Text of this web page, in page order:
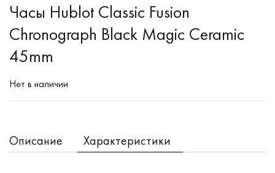
Часы Hublot Classic Fusion
Chronograph Black Magic Ceramic
45mm
Нет в наличии
Описание Характеристики